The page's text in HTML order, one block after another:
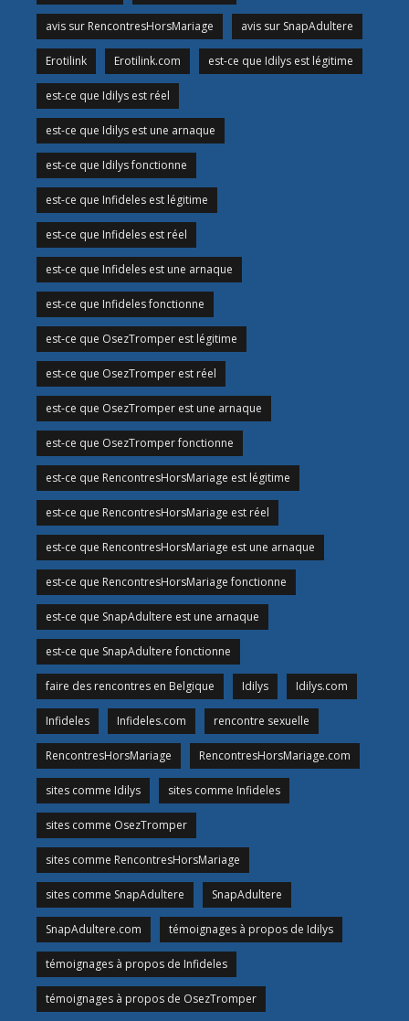
avis sur RencontresHorsMariage avis sur SnapAdultere
Erotilink Erotilink.com est-ce que Idilys est légitime
est-ce que Idilys est réel
est-ce que Idilys est une arnaque
est-ce que Idilys fonctionne
est-ce que Infideles est légitime
est-ce que Infideles est réel
est-ce que Infideles est une arnaque
est-ce que Infideles fonctionne
est-ce que OsezTromper est légitime
est-ce que OsezTromper est réel
est-ce que OsezTromper est une arnaque
est-ce que OsezTromper fonctionne
est-ce que RencontresHorsMariage est légitime
est-ce que RencontresHorsMariage est réel
est-ce que RencontresHorsMariage est une arnaque
est-ce que RencontresHorsMariage fonctionne
est-ce que SnapAdultere est une arnaque
est-ce que SnapAdultere fonctionne
faire des rencontres en Belgique Idilys Idilys.com
Infideles Infideles.com rencontre sexuelle
RencontresHorsMariage RencontresHorsMariage.com
sites comme Idilys sites comme Infideles
sites comme OsezTromper
sites comme RencontresHorsMariage
sites comme SnapAdultere SnapAdultere
SnapAdultere.com témoignages à propos de Idilys
témoignages à propos de Infideles
témoignages à propos de OsezTromper